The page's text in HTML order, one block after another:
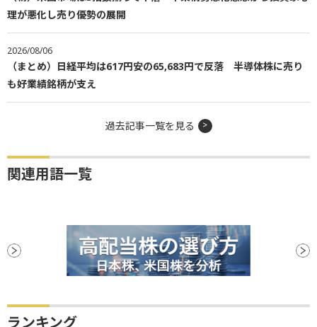
理が悪化し売り優勢の展開
2026/08/06
（まとめ）日経平均は617円安の65,683円で反落 半導体株に売り
も好業績銘柄が支え
過去記事一覧を見る
関連用語一覧
ランキング